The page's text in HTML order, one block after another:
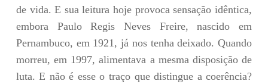
de vida. E sua leitura hoje provoca sensação idêntica,
embora Paulo Regis Neves Freire, nascido em
Pernambuco, em 1921, já nos tenha deixado. Quando
morreu, em 1997, alimentava a mesma disposição de
luta. E não é esse o traço que distingue a coerência?